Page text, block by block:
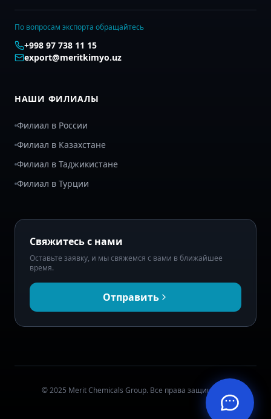
По вопросам экспорта обращайтесь
+998 97 738 11 15
export@meritkimyo.uz
НАШИ ФИЛИАЛЫ
Филиал в России
Филиал в Казахстане
Филиал в Таджикистане
Филиал в Турции
Свяжитесь с нами
Оставьте заявку, и мы свяжемся с вами в ближайшее
время.
Отправить
© 2025 Merit Chemicals Group. Все права защищены.